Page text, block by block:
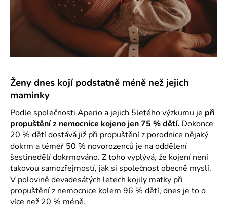
Ženy dnes kojí podstatně méně než jejich
maminky
Podle společnosti Aperio a jejich 5letého výzkumu je při
propuštění z nemocnice kojeno jen 75 % dětí. Dokonce
20 % dětí dostává již při propuštění z porodnice nějaký
dokrm a téměř 50 % novorozenců je na oddělení
šestinedělí dokrmováno. Z toho vyplývá, že kojení není
takovou samozřejmostí, jak si společnost obecně myslí.
V polovině devadesátých letech kojily matky při
propuštění z nemocnice kolem 96 % dětí, dnes je to o
více než 20 % méně.
e
m
e